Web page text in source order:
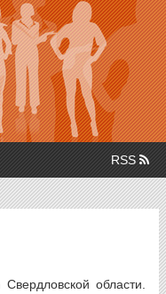
RSS
области.